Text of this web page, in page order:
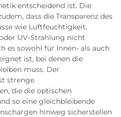
entscheidend ist. Die
dass die Transparenz des
wie Luftfeuchtigkeit,
UV-Strahlung nicht
es sowohl für Innen- als auch
ist, bei denen die
muss. Der
strenge
die die optischen
so eine gleichbleibende
hinweg sicherstellen